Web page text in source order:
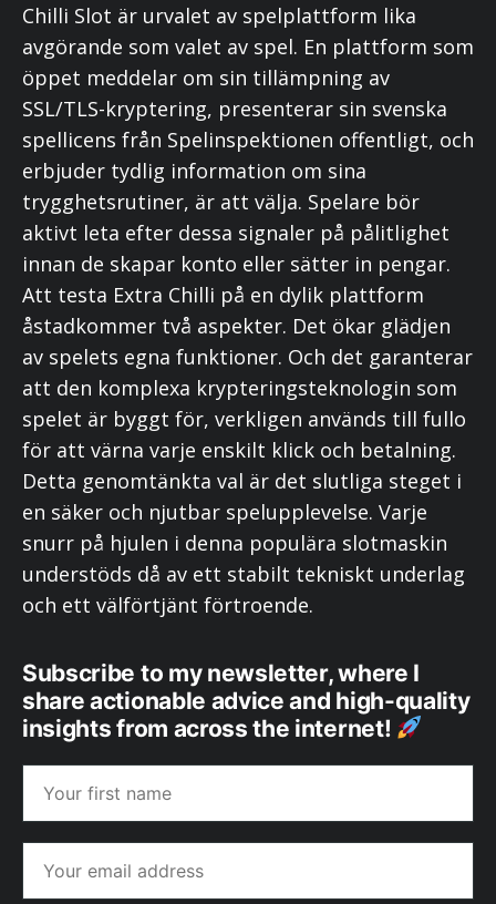
Chilli Slot är urvalet av spelplattform lika
avgörande som valet av spel. En plattform som
öppet meddelar om sin tillämpning av
SSL/TLS-kryptering, presenterar sin svenska
spellicens från Spelinspektionen offentligt, och
erbjuder tydlig information om sina
trygghetsrutiner, är att välja. Spelare bör
aktivt leta efter dessa signaler på pålitlighet
innan de skapar konto eller sätter in pengar.
Att testa Extra Chilli på en dylik plattform
åstadkommer två aspekter. Det ökar glädjen
av spelets egna funktioner. Och det garanterar
att den komplexa krypteringsteknologin som
spelet är byggt för, verkligen används till fullo
för att värna varje enskilt klick och betalning.
Detta genomtänkta val är det slutliga steget i
en säker och njutbar spelupplevelse. Varje
snurr på hjulen i denna populära slotmaskin
understöds då av ett stabilt tekniskt underlag
och ett välförtjänt förtroende.
Subscribe to my newsletter, where I
share actionable advice and high-quality
insights from across the internet!